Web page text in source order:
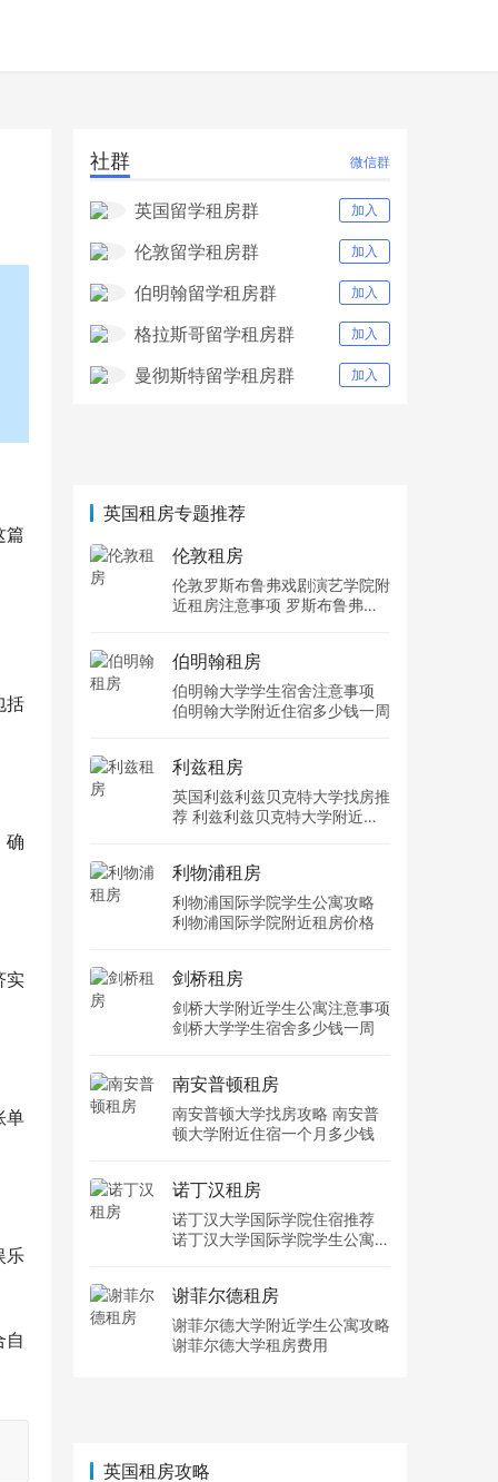
篇
括
确
实
单
乐
自
社群 微信群
英国留学租房群 加入
伦敦留学租房群 加入
伯明翰留学租房群 加入
格拉斯哥留学租房群 加入
曼彻斯特留学租房群 加入
英国租房专题推荐
伦敦租房
伦敦罗斯布鲁弗戏剧演艺学院附
近租房注意事项 罗斯布鲁弗戏
伯明翰租房
伯明翰大学学生宿舍注意事项
伯明翰大学附近住宿多少钱一周
利兹租房
英国利兹利兹贝克特大学找房推
荐 利兹利兹贝克特大学附近住
利物浦租房
利物浦国际学院学生公寓攻略
利物浦国际学院附近租房价格
剑桥租房
剑桥大学附近学生公寓注意事项
剑桥大学学生宿舍多少钱一周
南安普顿租房
南安普顿大学找房攻略 南安普
顿大学附近住宿一个月多少钱
诺丁汉租房
诺丁汉大学国际学院住宿推荐
诺丁汉大学国际学院学生公寓多
谢菲尔德租房
谢菲尔德大学附近学生公寓攻略
谢菲尔德大学租房费用
英国租房攻略